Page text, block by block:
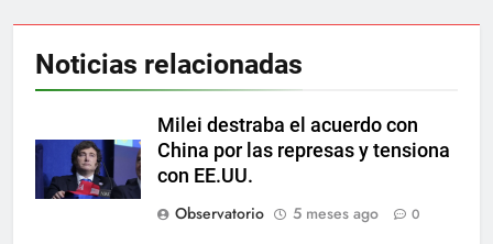
Noticias relacionadas
Milei destraba el acuerdo con
China por las represas y tensiona
con EE.UU.
Observatorio
5 meses ago 0